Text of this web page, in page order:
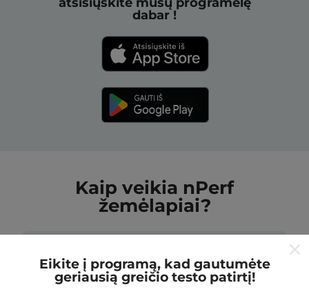
dabar !
Kaip veikia nPerf
žemėlapiai?
Eikite į programą, kad gautumėte
geriausią greičio testo patirtį!